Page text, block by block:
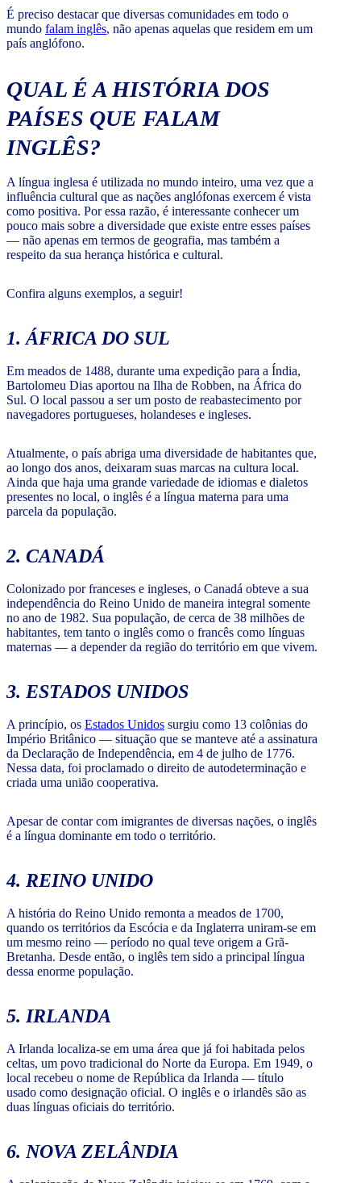
É preciso destacar que diversas comunidades em todo o
mundo falam inglês, não apenas aquelas que residem em um
país anglófono.
QUAL É A HISTÓRIA DOS
PAÍSES QUE FALAM
INGLÊS?
A língua inglesa é utilizada no mundo inteiro, uma vez que a
influência cultural que as nações anglófonas exercem é vista
como positiva. Por essa razão, é interessante conhecer um
pouco mais sobre a diversidade que existe entre esses países
— não apenas em termos de geografia, mas também a
respeito da sua herança histórica e cultural.
Confira alguns exemplos, a seguir!
1. ÁFRICA DO SUL
Em meados de 1488, durante uma expedição para a Índia,
Bartolomeu Dias aportou na Ilha de Robben, na África do
Sul. O local passou a ser um posto de reabastecimento por
navegadores portugueses, holandeses e ingleses.
Atualmente, o país abriga uma diversidade de habitantes que,
ao longo dos anos, deixaram suas marcas na cultura local.
Ainda que haja uma grande variedade de idiomas e dialetos
presentes no local, o inglês é a língua materna para uma
parcela da população.
2. CANADÁ
Colonizado por franceses e ingleses, o Canadá obteve a sua
independência do Reino Unido de maneira integral somente
no ano de 1982. Sua população, de cerca de 38 milhões de
habitantes, tem tanto o inglês como o francês como línguas
maternas — a depender da região do território em que vivem.
3. ESTADOS UNIDOS
A princípio, os Estados Unidos surgiu como 13 colônias do
Império Britânico — situação que se manteve até a assinatura
da Declaração de Independência, em 4 de julho de 1776.
Nessa data, foi proclamado o direito de autodeterminação e
criada uma união cooperativa.
Apesar de contar com imigrantes de diversas nações, o inglês
é a língua dominante em todo o território.
4. REINO UNIDO
A história do Reino Unido remonta a meados de 1700,
quando os territórios da Escócia e da Inglaterra uniram-se em
um mesmo reino — período no qual teve origem a Grã-
Bretanha. Desde então, o inglês tem sido a principal língua
dessa enorme população.
5. IRLANDA
A Irlanda localiza-se em uma área que já foi habitada pelos
celtas, um povo tradicional do Norte da Europa. Em 1949, o
local recebeu o nome de República da Irlanda — título
usado como designação oficial. O inglês e o irlandês são as
duas línguas oficiais do território.
6. NOVA ZELÂNDIA